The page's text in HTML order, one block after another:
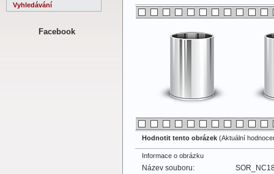
Vyhledávání
Facebook
Hodnotit tento obrázek (Aktuální
Informace o obrázku
Název souboru: